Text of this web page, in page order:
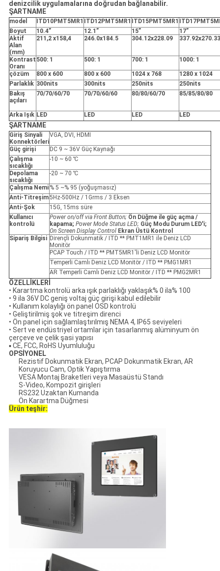
denizcilik uygulamalarına doğrudan bağlanabilir.
ŞARTNAME
model ITD10PMT5MR1 ITD12PMT5MR1 ITD15PMT5MR1
Boyut
10.4” 12.1” 15”
17”
Aktif
Alan
(mm)
211,2 x158,4 246.0x184.5 304.12x228.09 337.92x270.33
Kontrast
Oranı
500: 1 500: 1 700: 1 1000: 1
çözüm 800 x 600 800 x 600 1024 x 768
1280 x 1024
Parlaklık 300nits 300nits 250nits
250nits
Bakış
açıları
70/70/60/70 70/70/60/60 80/80/60/70 85/85/80/80
Arka Işık LED LED LED LED
ŞARTNAME
Giriş Sinyali
Konnektörleri
VGA, DVI, HDMI
Güç girişi
DC 9 ~ 36V Güç Kaynağı
Çalışma
sıcaklığı
-10 ~ 60 ℃
Depolama
sıcaklığı
-20 ~ 70 ℃
Çalışma Nemi % 5 ~% 95 (yoğuşmasız)
Anti-Titreşim5Hz-500Hz / 1Grms / 3 Eksen
Anti-Şok
15G, 15ms süre
Kullanıcı
kontrolü
Power on/off via Front Button; Ön Düğme ile güç açma /
kapama; Power Mode Status LED; Güç Modu Durum LED'i;
On Screen Display Control Ekran Üstü Kontrol
Sipariş Bilgisi Dirençli Dokunmatik / ITD ** PMT1MR1 ile Deniz LCD
Monitör
PCAP Touch / ITD ** PMT5MR1'li Deniz LCD Monitör
Temperli Camlı Deniz LCD Monitör / ITD ** PMG1MR1
AR Temperli Camlı Deniz LCD Monitör / ITD ** PMG2MR1
ÖZELLİKLERİ
• Karartma kontrolü arka ışık parlaklığı yaklaşık% 0 ila% 100
• 9 ila 36V DC geniş voltaj güç girişi kabul edilebilir
• Kullanım kolaylığı ön panel OSD kontrolü
• Geliştirilmiş şok ve titreşim direnci
• Ön panel için sağlamlaştırılmış NEMA 4, IP65 seviyeleri
• Sert ve endüstriyel ortamlar için tasarlanmış alüminyum ön
çerçeve ve çelik şasi yapısı
▪ CE, FCC, RoHS Uyumluluğu
OPSİYONEL
Rezistif Dokunmatik Ekran, PCAP Dokunmatik Ekran, AR
Koruyucu Cam, Optik Yapıştırma
VESA Montaj Braketleri veya Masaüstü Standı
S-Video, Kompozit girişleri
RS232 Uzaktan Kumanda
Ön Karartma Düğmesi
Ürün teşhir: